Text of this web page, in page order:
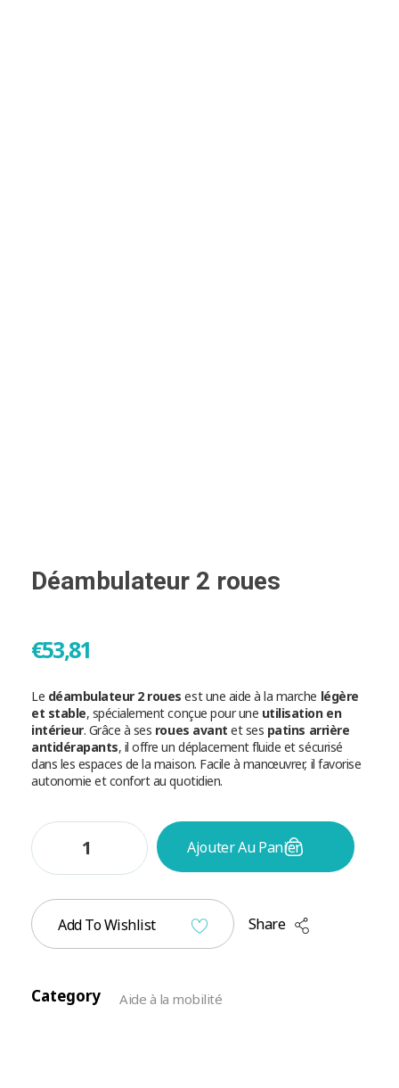
Déambulateur 2 roues
€53,81
Le déambulateur 2 roues est une aide à la marche légère
et stable, spécialement conçue pour une utilisation en
intérieur. Grâce à ses roues avant et ses patins arrière
antidérapants, il offre un déplacement fluide et sécurisé
dans les espaces de la maison. Facile à manœuvrer, il favorise
autonomie et confort au quotidien.
Ajouter Au Panier
Add To Wishlist Share
Category Aide à la mobilité